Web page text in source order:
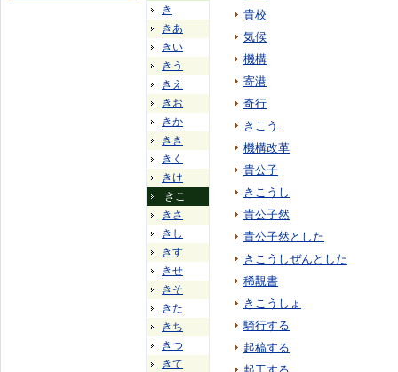
き
きあ
きい
きう
きえ
きお
きか
きき
きく
きけ
きこ
きさ
きし
きす
きせ
きそ
きた
きち
きつ
きて
貴校
気候
機構
寄港
奇行
きこう
機構改革
貴公子
きこうし
貴公子然
貴公子然とした
きこうしぜんとした
稀覯書
きこうしょ
騎行する
起稿する